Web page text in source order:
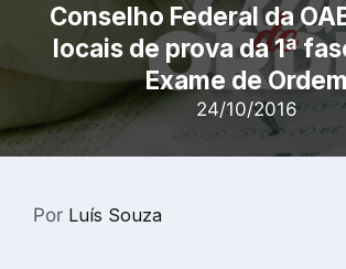
Conselho Federal da
locais de prova da 1ª
Exame de Ordem
24/10/2016
Por Luís Souza